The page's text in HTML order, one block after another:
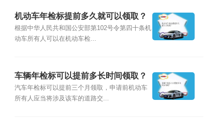
机动车年检标提前多久就可以领取？
根据中华人民共和国公安部第102号令第四十条机
动车所有人可以在机动车检...
车辆年检标可以提前多长时间领取？
汽车年检标可以提前三个月领取，申请前机动车
所有人应当将涉及该车的道路交...